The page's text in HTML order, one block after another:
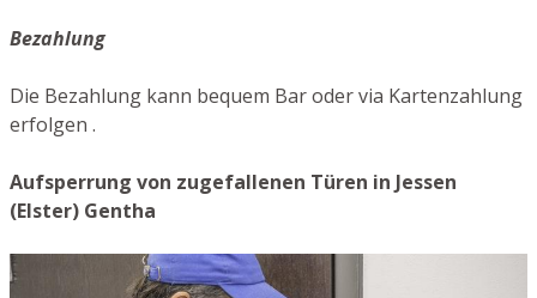
Bezahlung
Die Bezahlung kann bequem Bar oder via Kartenzahlung
erfolgen .
Aufsperrung von zugefallenen Türen in Jessen
(Elster) Gentha